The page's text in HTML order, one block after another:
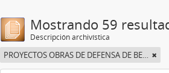
Mostrando 59
Descripción archivística
PROYECTOS OBRAS DE DEFENSA DE BEAS DE SEGURA